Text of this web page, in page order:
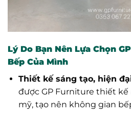
Lý Do Bạn Nên Lựa Chọn
Bếp Của Mình
Thiết kế sáng tạo, hiện
được GP Furniture thiết
mỹ, tạo nên không gian